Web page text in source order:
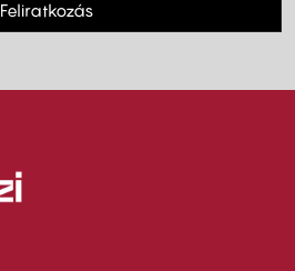
Feliratkozás